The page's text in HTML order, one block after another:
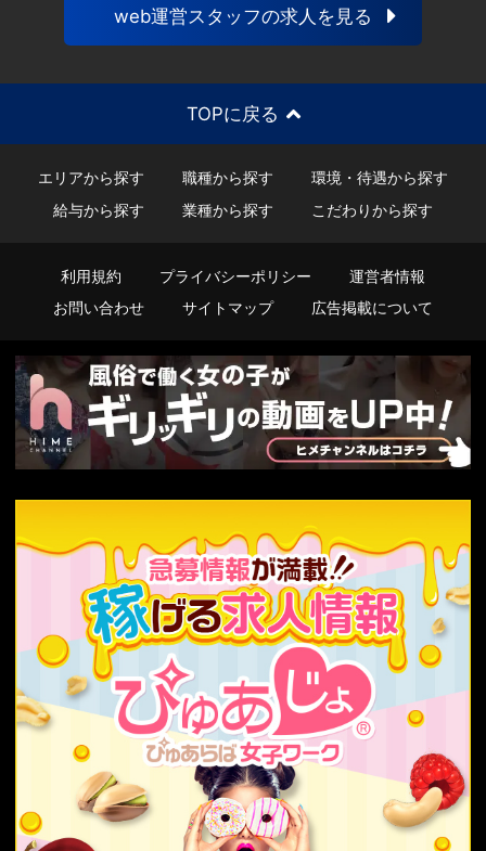
web運営スタッフの求人を見る
TOPに戻る
エリアから探す 職種から探す
環境・待遇から探す
給与から探す
業種から探す こだわりから探す
利用規約 プライバシーポリシー
運営者情報
お問い合わせ
サイトマップ 広告掲載について